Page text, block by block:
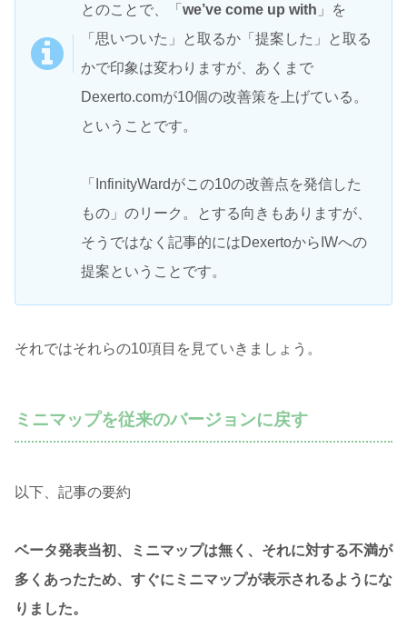
とのことで、「 we’ve come up with 」を
「思いついた」と取るか「提案した」と取る
かで印象は変わりますが、あくまで
Dexerto.comが10個の改善策を上げている。
ということです。
「InfinityWardがこの10の改善点を発信した
もの」のリーク。とする向きもありますが、
そうではなく記事的にはDexertoからIWへの
提案ということです。
それではそれらの10項目を見ていきましょう。
ミニマップを従来のバージョンに戻す
以下、記事の要約
ベータ発表当初、ミニマップは無く、それに対する不満が
多くあったため、すぐにミニマップが表示されるようにな
りました。